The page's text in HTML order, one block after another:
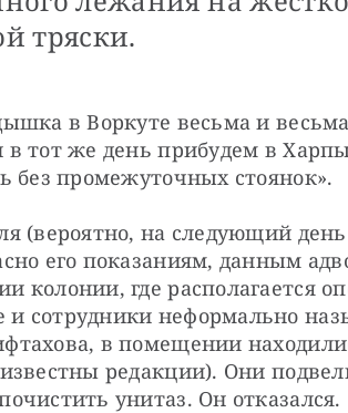
тряски.
в Воркуте весьма и
в тот же день прибудем в
без промежуточных стоянок».
(вероятно, на следующий
его показаниям, данным
колонии, где располагается
сотрудники неформально
в помещении
редакции). Они
унитаз. Он отказался.